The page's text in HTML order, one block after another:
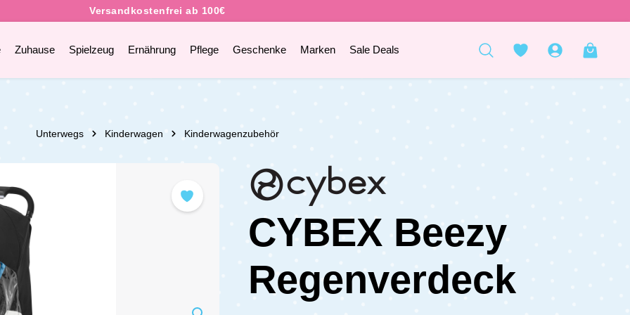
Zuhause Spielzeug Ernährung Pflege Geschenke Marken Sale Deals
Unterwegs Kinderwagen Kinderwagenzubehör
CYBEX Beezy
Regenverdeck